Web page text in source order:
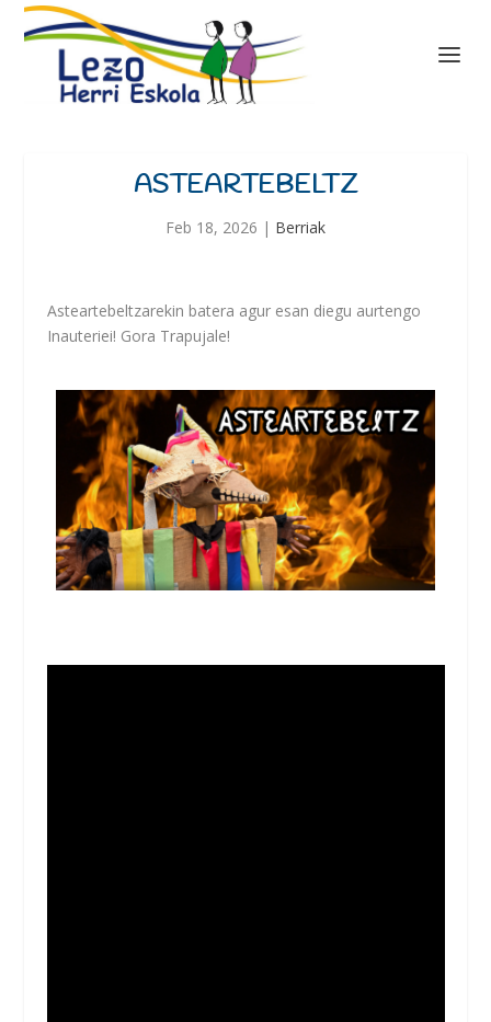
ASTEARTEBELTZ
Feb 18, 2026 | Berriak
Asteartebeltzarekin batera agur esan diegu aurtengo
Inauteriei! Gora Trapujale!